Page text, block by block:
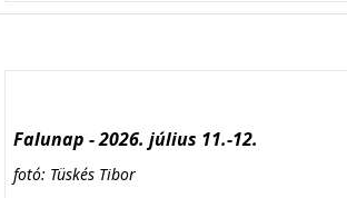
Falunap - 2026. július 11.-12.
fotó: Tüskés Tibor